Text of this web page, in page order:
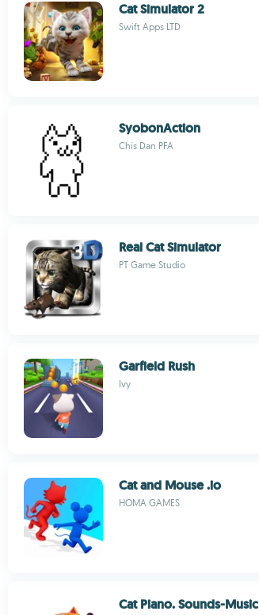
Cat Simulator 2
Swift Apps LTD
SyobonAction
Chis Dan PFA
Real Cat Simulator
PT Game Studio
Garfield Rush
Ivy
Cat and Mouse .io
HOMA GAMES
Cat Piano. Sounds-Music